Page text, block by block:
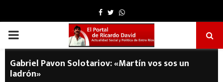
Facebook
TwitterWhatsapp
PRIMARY
MENU
Gabriel Pavon Solotariov: «Martín vos sos un
ladrón»